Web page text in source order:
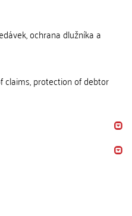
ochrana dlužníka a
claims, protection of debtor